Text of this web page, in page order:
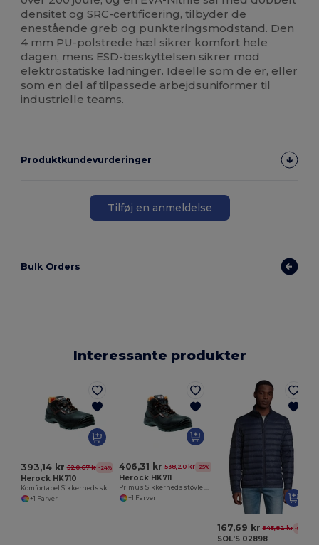
densitet og SRC-certificering, tilbyder de
enestående greb og punkteringsmodstand. Den
4 mm PU-polstrede hæl sikrer komfort hele
dagen, mens ESD-beskyttelsen sikrer mod
elektrostatiske ladninger. Ideelle som de er, eller
som en del af tilpassede arbejdsuniformer til
industrielle teams.
Produktkundevurderinger
Tilføj en anmeldelse
Bulk Orders
Interessante produkter
393,14 kr 520,67 kr -24%
Herock HK710
Komfortabel Sikkerhedssko med Komposit Tåkappe
+1 Farver
406,31 kr 538,20 kr -25%
Herock HK711
Primus Sikkerhedsstøvle med Komposit Tåkappe
+1 Farver
167,69 kr 945,82 kr -82%
SOL'S 02898